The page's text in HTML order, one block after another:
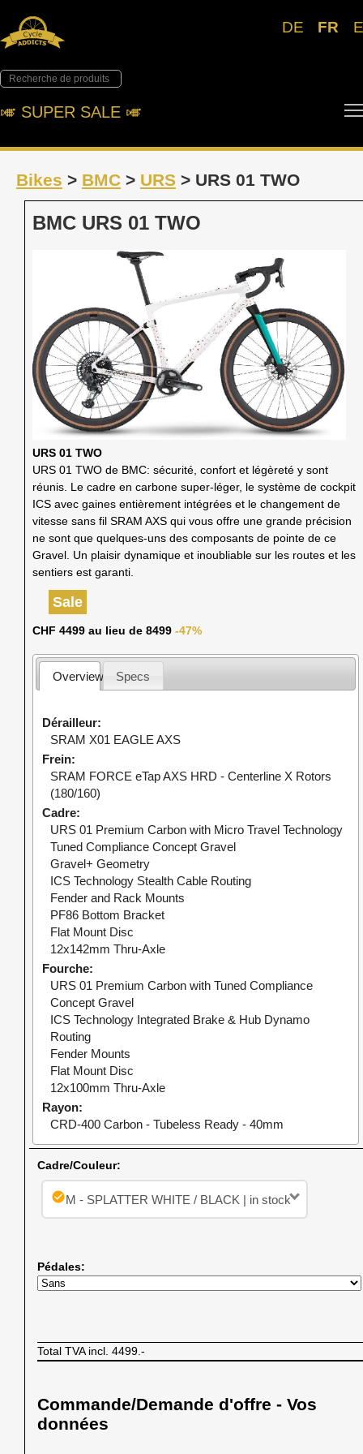
DE FR
🎺︎ SUPER SALE 🎺︎
Bikes > BMC > URS > URS 01 TWO
BMC URS 01 TWO
URS 01 TWO
URS 01 TWO de BMC: sécurité, confort et légèreté y sont
réunis. Le cadre en carbone super-léger, le système de cockpit
ICS avec gaines entièrement intégrées et le changement de
vitesse sans fil SRAM AXS qui vous offre une grande précision
ne sont que quelques-uns des composants de pointe de ce
Gravel. Un plaisir dynamique et inoubliable sur les routes et les
sentiers est garanti.
Sale
CHF 4499 au lieu de 8499 -47%
Overview Specs
Dérailleur
SRAM X01 EAGLE AXS
Frein
SRAM FORCE eTap AXS HRD - Centerline X Rotors
(180/160)
Cadre
URS 01 Premium Carbon with Micro Travel Technology
Tuned Compliance Concept Gravel
Gravel+ Geometry
ICS Technology Stealth Cable Routing
Fender and Rack Mounts
PF86 Bottom Bracket
Flat Mount Disc
12x142mm Thru-Axle
Fourche
URS 01 Premium Carbon with Tuned Compliance
Concept Gravel
ICS Technology Integrated Brake & Hub Dynamo
Routing
Fender Mounts
Flat Mount Disc
12x100mm Thru-Axle
Rayon
CRD-400 Carbon - Tubeless Ready - 40mm
Cadre/Couleur:
check_circleM - SPLATTER WHITE / BLACK | in stock
Pédales:
Total TVA incl. 4499.-
Commande/Demande d'offre - Vos
données